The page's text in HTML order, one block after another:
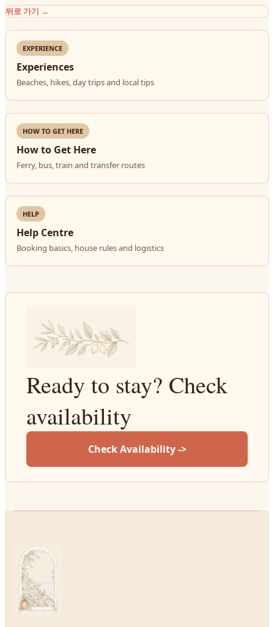
뒤로 가기 →
EXPERIENCE
Experiences
Beaches, hikes, day trips and local tips
HOW TO GET HERE
How to Get Here
Ferry, bus, train and transfer routes
HELP
Help Centre
Booking basics, house rules and logistics
Ready to stay? Check
availability
Check Availability ->